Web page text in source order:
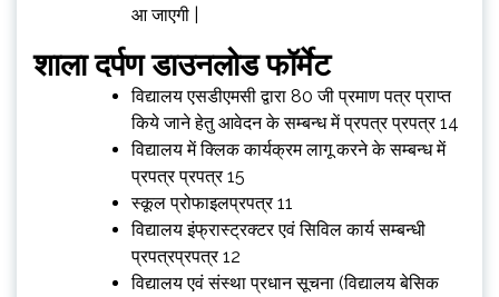
आ जाएगी |
शाला दर्पण डाउनलोड फॉर्मेट
विद्यालय एसडीएमसी द्वारा 80 जी प्रमाण पत्र प्राप्त
किये जाने हेतु आवेदन के सम्बन्ध में प्रपत्र प्रपत्र 14
विद्यालय में क्लिक कार्यक्रम लागू करने के सम्बन्ध में
प्रपत्र प्रपत्र 15
स्कूल प्रोफाइलप्रपत्र 11
विद्यालय इंफ्रास्ट्रक्टर एवं सिविल कार्य सम्बन्धी
प्रपत्रप्रपत्र 12
विद्यालय एवं संस्‍था प्रधान सूचना (विद्यालय बेसिक